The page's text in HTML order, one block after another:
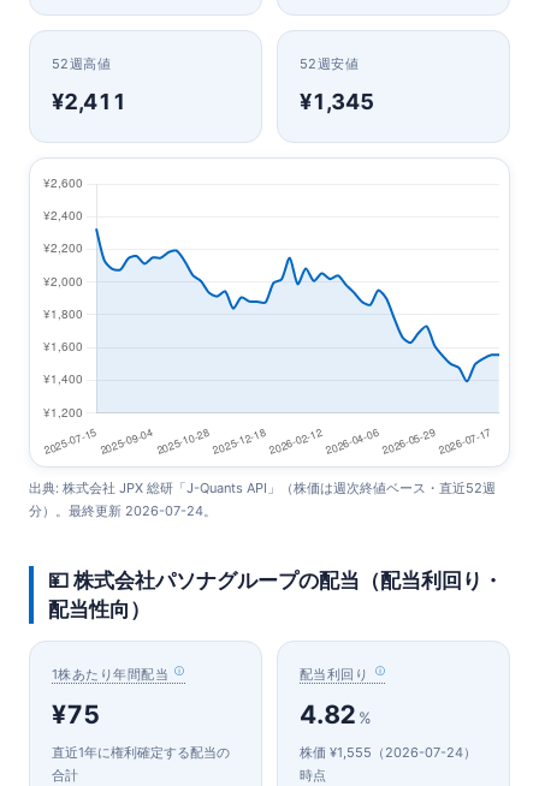
52週高値
¥2,411
52週安値
¥1,345
出典: 株式会社 JPX 総研「J-Quants API」（株価は週次終値ベース・直近52週
分）。最終更新 2026-07-24。
💴 株式会社パソナグループの配当（配当利回り・
配当性向）
1株あたり年間配当
¥75
直近1年に権利確定する配当の
合計
配当利回り
4.82 %
株価 ¥1,555（2026-07-24）
時点